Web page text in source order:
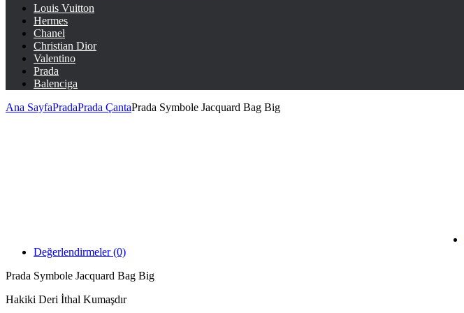
Louis Vuitton
Hermes
Chanel
Christian Dior
Valentino
Prada
Balenciga
Ana SayfaPradaPrada ÇantaPrada Symbole Jacquard Bag Big
Değerlendirmeler (0)
Prada Symbole Jacquard Bag Big
Hakiki Deri İthal Kumaşdır